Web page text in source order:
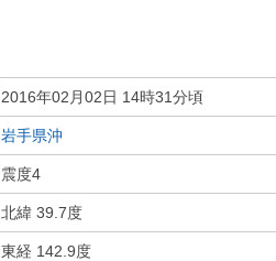
2016年02月02日 14時31分頃
岩手県沖
震度4
北緯 39.7度
東経 142.9度